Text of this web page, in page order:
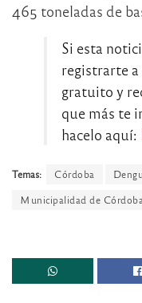
465 toneladas de
Si esta
registrarte
gratuito y
que más te
hacelo aquí:
Temas: Córdoba
Municipalidad de Córdoba